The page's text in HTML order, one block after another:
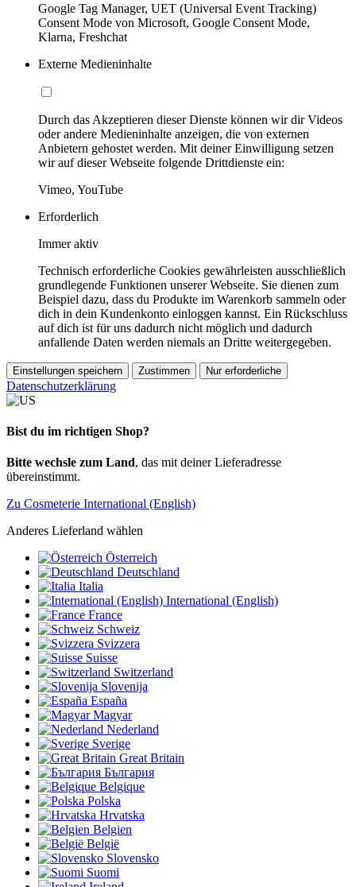
Google Tag Manager, UET (Universal Event Tracking)
Consent Mode von Microsoft, Google Consent Mode,
Klarna, Freshchat
Externe Medieninhalte
Durch das Akzeptieren dieser Dienste können wir dir Videos
oder andere Medieninhalte anzeigen, die von externen
Anbietern gehostet werden. Mit deiner Einwilligung setzen
wir auf dieser Webseite folgende Drittdienste ein:
Vimeo, YouTube
Erforderlich
Immer aktiv
Technisch erforderliche Cookies gewährleisten ausschließlich
grundlegende Funktionen unserer Webseite. Sie dienen zum
Beispiel dazu, dass du Produkte im Warenkorb sammeln oder
dich in dein Kundenkonto einloggen kannst. Ein Rückschluss
auf dich ist für uns dadurch nicht möglich und dadurch
anfallende Daten werden niemals an Dritte weitergegeben.
Einstellungen speichern Zustimmen Nur erforderliche
Datenschutzerklärung
Bist du im richtigen Shop?
Bitte wechsle zum Land, das mit deiner Lieferadresse
übereinstimmt.
Zu Cosmeterie International (English)
Anderes Lieferland wählen
Österreich
Deutschland
Italia
International (English)
France
Schweiz
Svizzera
Suisse
Switzerland
Slovenija
España
Magyar
Nederland
Sverige
Great Britain
България
Belgique
Polska
Hrvatska
Belgien
België
Slovensko
Suomi